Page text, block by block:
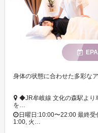
◆JR牟岐線 文化の森駅より
を…
日曜日:10:00〜22:00 最終
1:00, 火…